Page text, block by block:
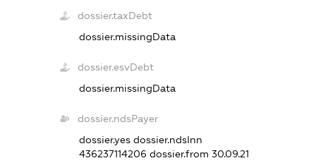
dossier.taxDebt
dossier.missingData
dossier.esvDebt
dossier.missingData
dossier.ndsPayer
dossier.yes dossier.ndsInn
436237114206 dossier.from 30.09.21